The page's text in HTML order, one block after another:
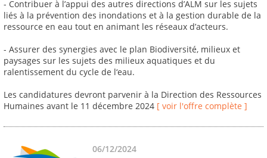
- Contribuer à l’appui des autres directions d’ALM sur les sujets
liés à la prévention des inondations et à la gestion durable de la
ressource en eau tout en animant les réseaux d’acteurs.
- Assurer des synergies avec le plan Biodiversité, milieux et
paysages sur les sujets des milieux aquatiques et du
ralentissement du cycle de l‘eau.
Les candidatures devront parvenir à la Direction des Ressources
Humaines avant le 11 décembre 2024 [ voir l'offre complète ]
06/12/2024